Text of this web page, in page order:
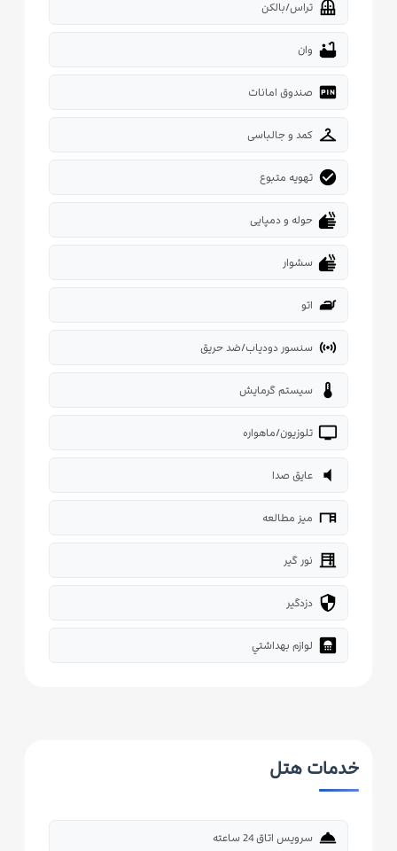
balcony تراس/بالکن
bathtub وان
fiber_pin صندوق امانات
checkroom کمد و جالباسی
check_circle تهویه متبوع
dry حوله و دمپایی
dry سشوار
iron اتو
sensors سنسور دودیاب/ضد حریق
thermostat سیستم گرمایش
tv تلوزیون/ماهواره
volume_mute عایق صدا
desk میز مطالعه
blinds نور گیر
security دزدگیر
bathroom لوازم بهداشتي
خدمات هتل
room_service سرویس اتاق 24 ساعته